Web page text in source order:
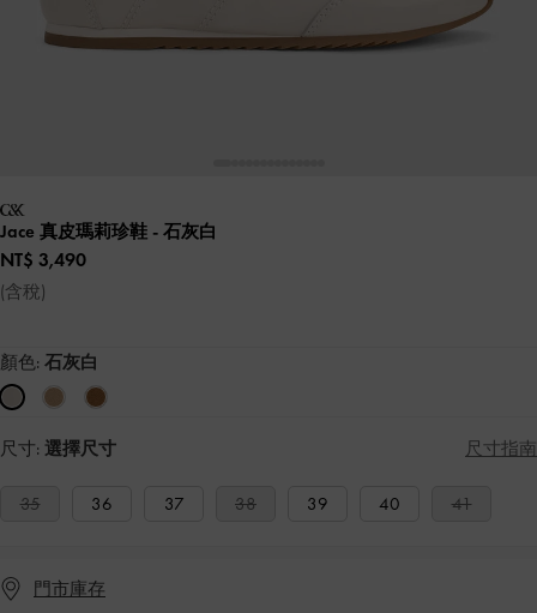
Jace 真皮瑪莉珍鞋 - 石灰白
NT$ 3,490
(含稅)
顏色: 石灰白
尺寸: 選擇尺寸 尺寸指南
35 36 37 38 39 40 41
門市庫存